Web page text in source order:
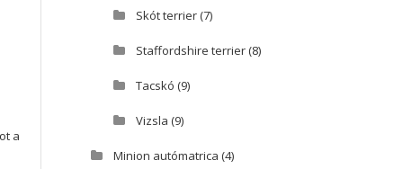
a
Skót terrier(7)
Staffordshire terrier(8)
Tacskó (9)
Vizsla (9)
Minion autómatrica (4)